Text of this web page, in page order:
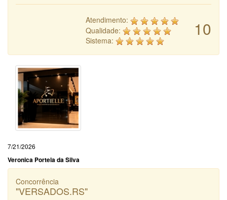
10
Atendimento:
Qualidade:
Sistema:
7/21/2026
Veronica Portela da Silva
Concorrência
"VERSADOS.RS"